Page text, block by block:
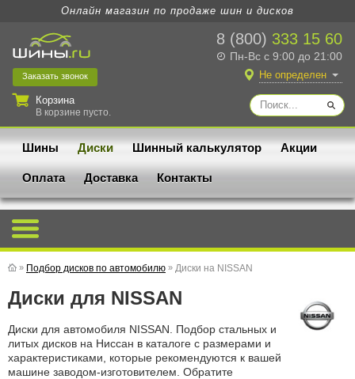
Онлайн магазин по продаже шин и дисков
8 (800) 333 15 60
Пн-Вс с 9:00 до 21:00
Заказать звонок
Корзина
В корзине пусто.
Не определен
Шины Диски Шинный калькулятор Акции
Оплата Доставка Контакты
» Подбор дисков по автомобилю » Диски на NISSAN
Диски для NISSAN
Диски для автомобиля NISSAN. Подбор стальных и
литых дисков на Ниссан в каталоге с размерами и
характеристиками, которые рекомендуются к вашей
машине заводом-изготовителем. Обратите